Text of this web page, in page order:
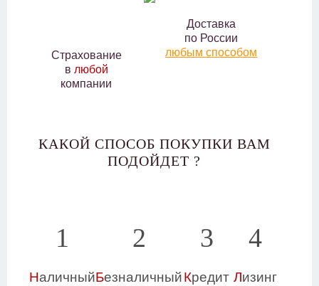
Страхование
в любой
компании
Доставка
по России
любым способом
КАКОЙ СПОСОБ ПОКУПКИ ВАМ
ПОДОЙДЕТ ?
1
Наличный
2
Безналичный
3
Кредит
4
Лизинг